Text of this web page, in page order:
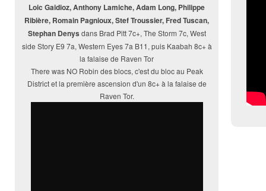
Loic Gaidioz, Anthony Lamiche, Adam Long, Philippe
Ribière, Romain Pagnioux, Stef Troussier, Fred Tuscan,
Stephan Denys dans Brad Pitt 7c+, The Storm 7c, West
side Story E9 7a, Western Eyes 7a B11, puis Kaabah 8c+ à
la falaise de Raven Tor
There was NO Robin des blocs, c'est du bloc au Peak
District et la première ascension d'un 8c+ à la falaise de
Raven Tor.